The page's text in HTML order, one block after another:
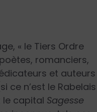
« le Tiers Ordre
romanciers,
et auteurs
ce n’est le Rabelais
le capital Sagesse